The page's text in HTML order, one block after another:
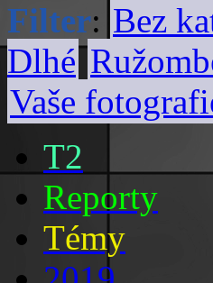
Filter: Bez
Dlhé
Vaše
T2
Reporty
Témy